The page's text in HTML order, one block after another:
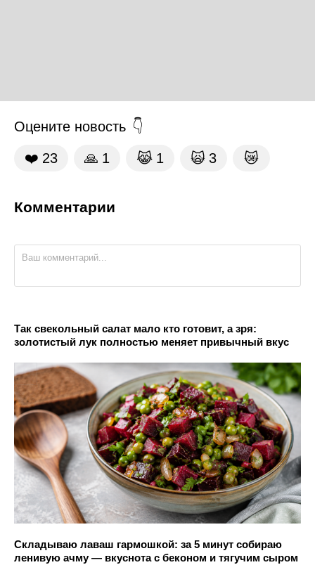
Оцените новость
❤️ 23 🙏 1 😹 1 🙀 3 😿
Комментарии
Так свекольный салат мало кто готовит, а зря:
золотистый лук полностью меняет привычный вкус
Складываю лаваш гармошкой: за 5 минут собираю
ленивую ачму — вкуснота с беконом и тягучим сыром